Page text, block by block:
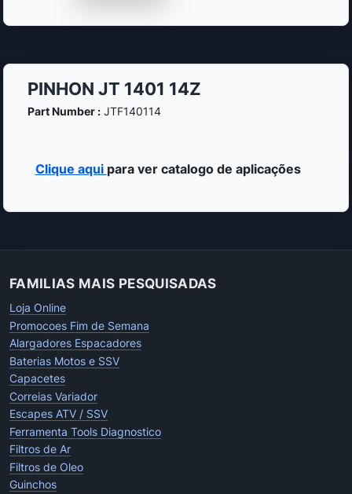
PINHON JT 1401 14Z
Part Number :JTF140114
Clique aqui para ver catalogo de aplicações
FAMILIAS MAIS PESQUISADAS
Loja Online
Promocoes Fim de Semana
Alargadores Espacadores
Baterias Motos e SSV
Capacetes
Correias Variador
Escapes ATV / SSV
Ferramenta Tools Diagnostico
Filtros de Ar
Filtros de Oleo
Guinchos